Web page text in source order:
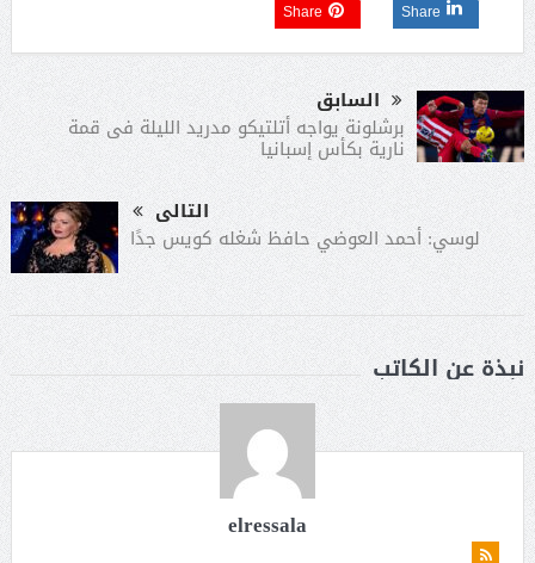
Share
Share
السابق
برشلونة يواجه أتلتيكو مدريد الليلة فى قمة
نارية بكأس إسبانيا
التالى
لوسي: أحمد العوضي حافظ شغله كويس جدًا
نبذة عن الكاتب
elressala